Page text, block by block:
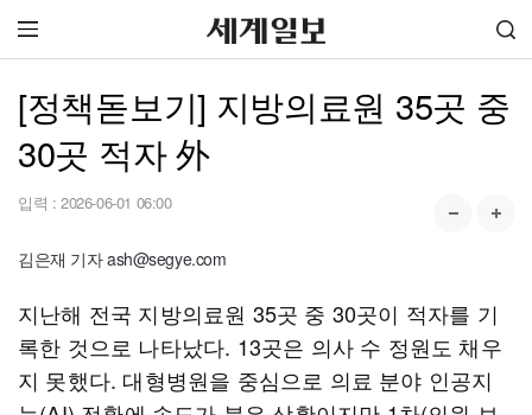
[정책돋보기] 지방의료원 35곳 중
30곳 적자 外
입력 : 2026-06-01 06:00
김은재 기자 ash@segye.com
지난해 전국 지방의료원 35곳 중 30곳이 적자를 기
록한 것으로 나타났다. 13곳은 의사 수 정원도 채우
지 못했다. 대형병원을 중심으로 의료 분야 인공지